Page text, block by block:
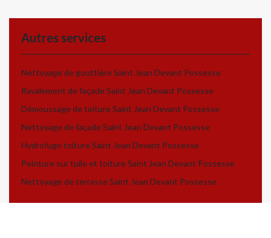
Autres services
Nettoyage de gouttière Saint Jean Devant Possesse
Ravalement de façade Saint Jean Devant Possesse
Démoussage de toiture Saint Jean Devant Possesse
Nettoyage de façade Saint Jean Devant Possesse
Hydrofuge toiture Saint Jean Devant Possesse
Peinture sur tuile et toiture Saint Jean Devant Possesse
Nettoyage de terrasse Saint Jean Devant Possesse